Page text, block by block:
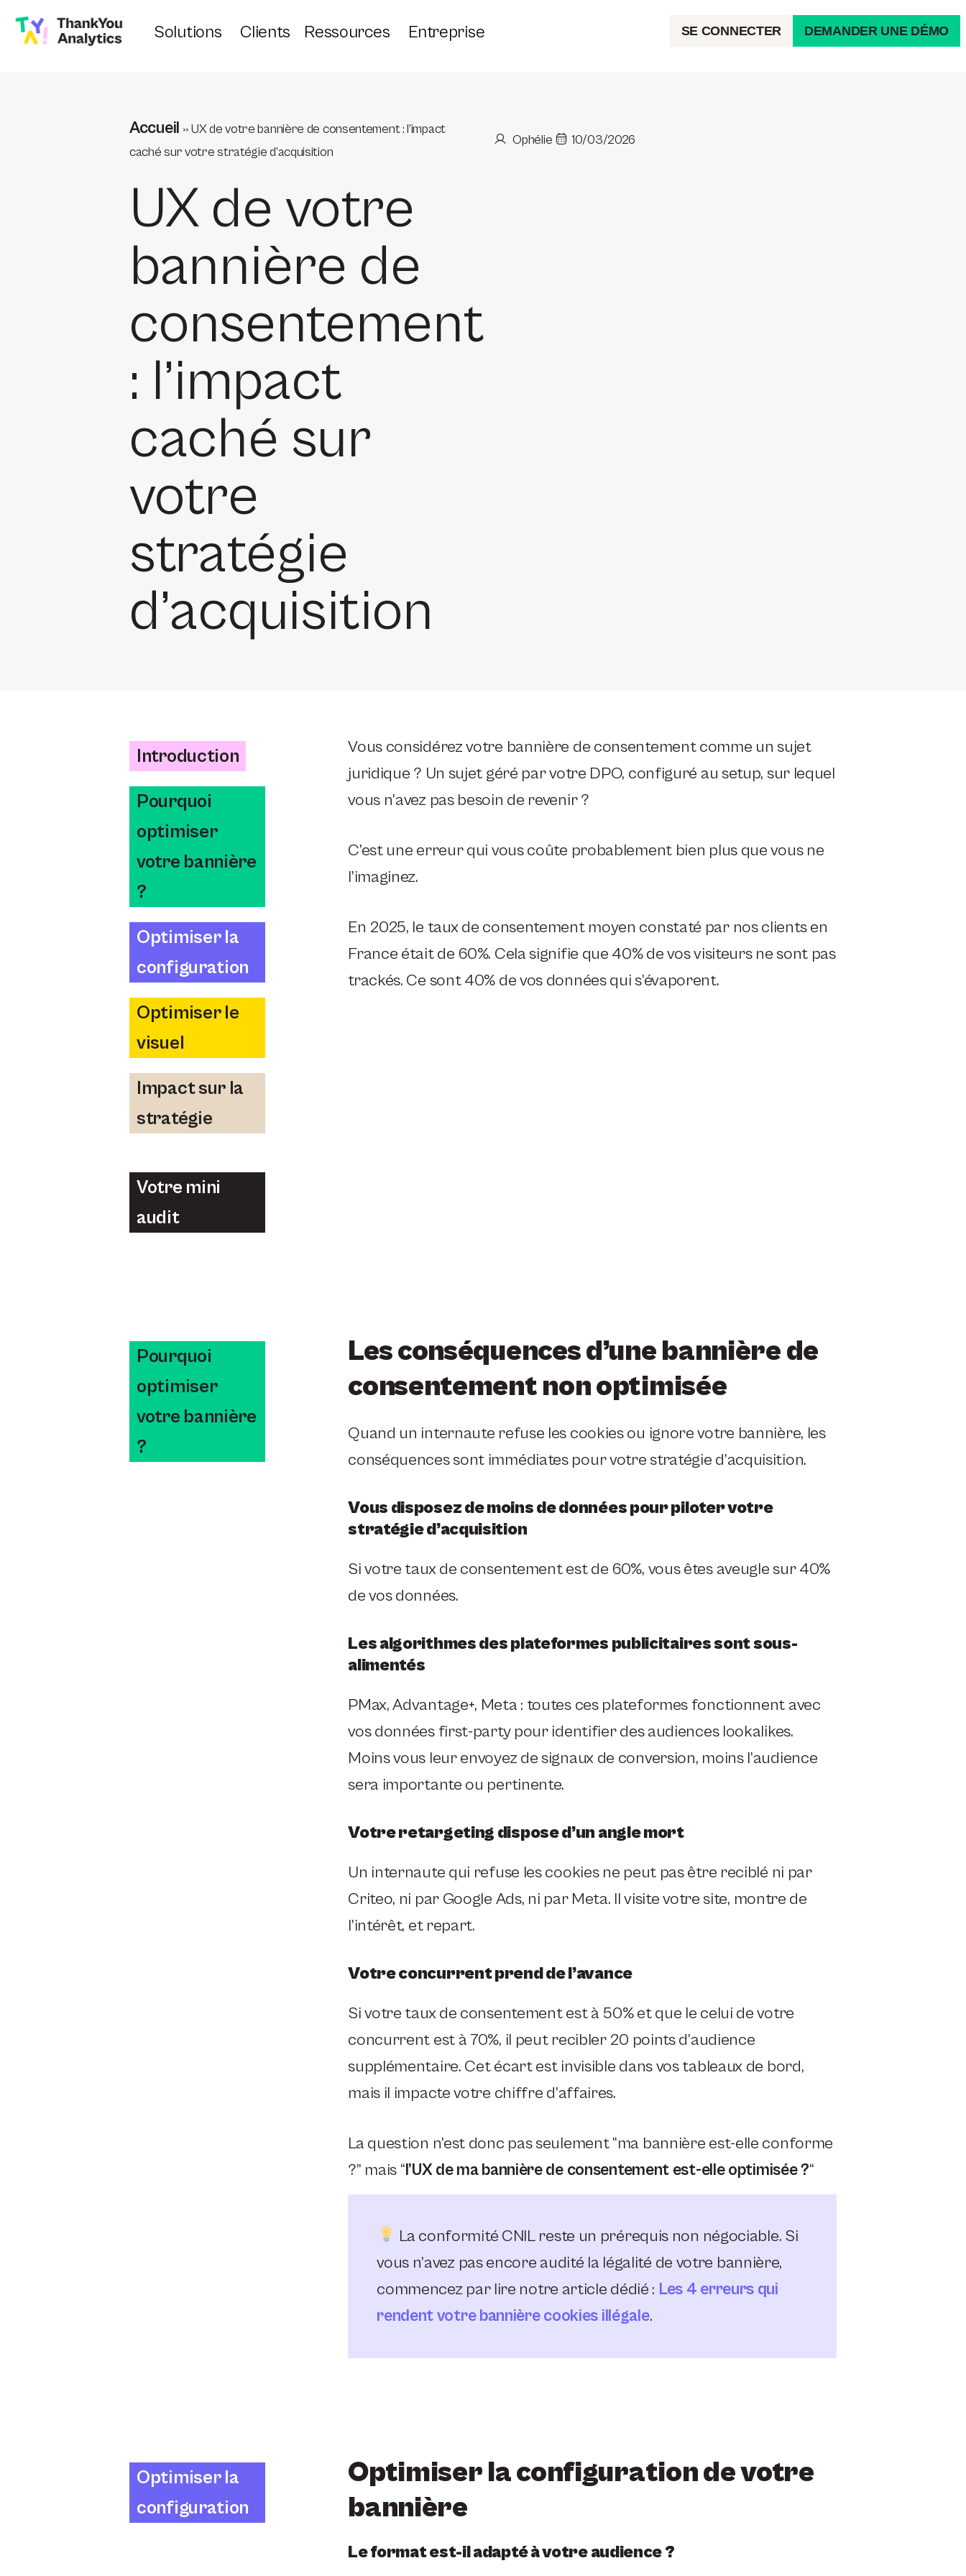
Solutions Clients Ressources Entreprise SE CONNECTER DEMANDER UNE DÉMO
Accueil »UX de votre bannière de consentement : l’impact
caché sur votre stratégie d’acquisition
UX de votre
bannière de
consentement
: l’impact
caché sur
votre
stratégie
d’acquisition
Ophélie 10/03/2026
Introduction
Pourquoi
optimiser
votre bannière
?
Optimiser la
configuration
Optimiser le
visuel
Impact sur la
stratégie
Votre mini
audit
Vous considérez votre bannière de consentement comme un sujet
juridique ? Un sujet géré par votre DPO, configuré au setup, sur lequel
vous n’avez pas besoin de revenir ?
C’est une erreur qui vous coûte probablement bien plus que vous ne
l’imaginez.
En 2025, le taux de consentement moyen constaté par nos clients en
France était de 60%. Cela signifie que 40% de vos visiteurs ne sont pas
trackés. Ce sont 40% de vos données qui s’évaporent.
Pourquoi
optimiser
votre bannière
?
Les conséquences d’une bannière de
consentement non optimisée
Quand un internaute refuse les cookies ou ignore votre bannière, les
conséquences sont immédiates pour votre stratégie d’acquisition.
Vous disposez de moins de données pour piloter votre
stratégie d’acquisition
Si votre taux de consentement est de 60%, vous êtes aveugle sur 40%
de vos données.
Les algorithmes des plateformes publicitaires sont sous-
alimentés
PMax, Advantage+, Meta : toutes ces plateformes fonctionnent avec
vos données first-party pour identifier des audiences lookalikes.
Moins vous leur envoyez de signaux de conversion, moins l’audience
sera importante ou pertinente.
Votre retargeting dispose d’un angle mort
Un internaute qui refuse les cookies ne peut pas être reciblé ni par
Criteo, ni par Google Ads, ni par Meta. Il visite votre site, montre de
l’intérêt, et repart.
Votre concurrent prend de l’avance
Si votre taux de consentement est à 50% et que le celui de votre
concurrent est à 70%, il peut recibler 20 points d’audience
supplémentaire. Cet écart est invisible dans vos tableaux de bord,
mais il impacte votre chiffre d’affaires.
La question n’est donc pas seulement “ma bannière est-elle conforme
?” mais “l’UX de ma bannière de consentement est-elle optimisée ?“
La conformité CNIL reste un prérequis non négociable. Si
vous n’avez pas encore audité la légalité de votre bannière,
commencez par lire notre article dédié : Les 4 erreurs qui
rendent votre bannière cookies illégale.
Optimiser la
configuration
Optimiser la configuration de votre
bannière
Le format est-il adapté à votre audience ?